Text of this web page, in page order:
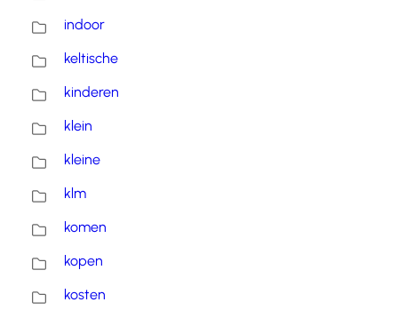
indoor
keltische
kinderen
klein
kleine
klm
komen
kopen
kosten